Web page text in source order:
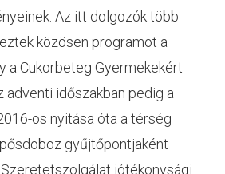
Az itt dolgozók több
közösen programot a
a Cukorbeteg Gyermekekért
adventi időszakban pedig a
os nyitása óta a térség
gyűjtőpontjaként
jótékonysági